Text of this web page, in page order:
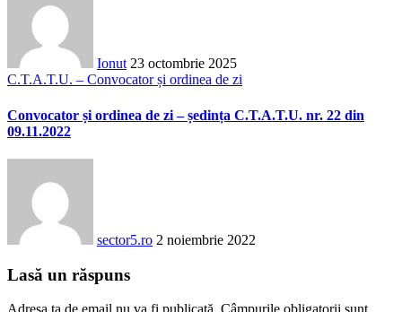
Ionut 23 octombrie 2025
C.T.A.T.U. – Convocator și ordinea de zi
Convocator și ordinea de zi – ședința C.T.A.T.U. nr. 22 din
09.11.2022
sector5.ro 2 noiembrie 2022
Lasă un răspuns